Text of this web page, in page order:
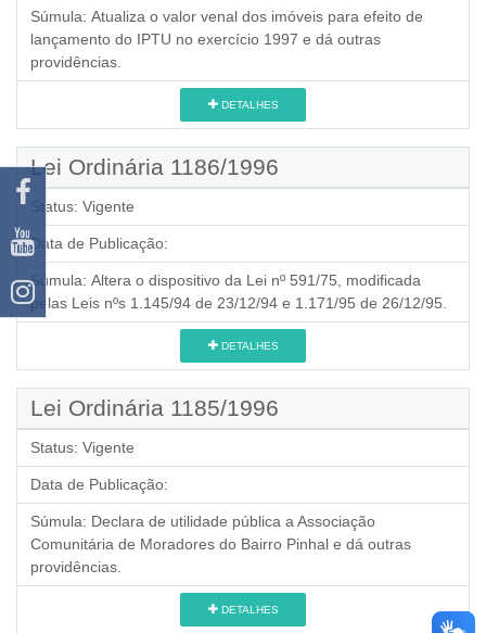
Súmula: Atualiza o valor venal dos imóveis para efeito de
lançamento do IPTU no exercício 1997 e dá outras
providências.
DETALHES
Lei Ordinária 1186/1996
Status: Vigente
Data de Publicação:
Súmula: Altera o dispositivo da Lei nº 591/75, modificada
pelas Leis nºs 1.145/94 de 23/12/94 e 1.171/95 de 26/12/95.
DETALHES
Lei Ordinária 1185/1996
Status: Vigente
Data de Publicação:
Súmula: Declara de utilidade pública a Associação
Comunitária de Moradores do Bairro Pinhal e dá outras
providências.
DETALHES